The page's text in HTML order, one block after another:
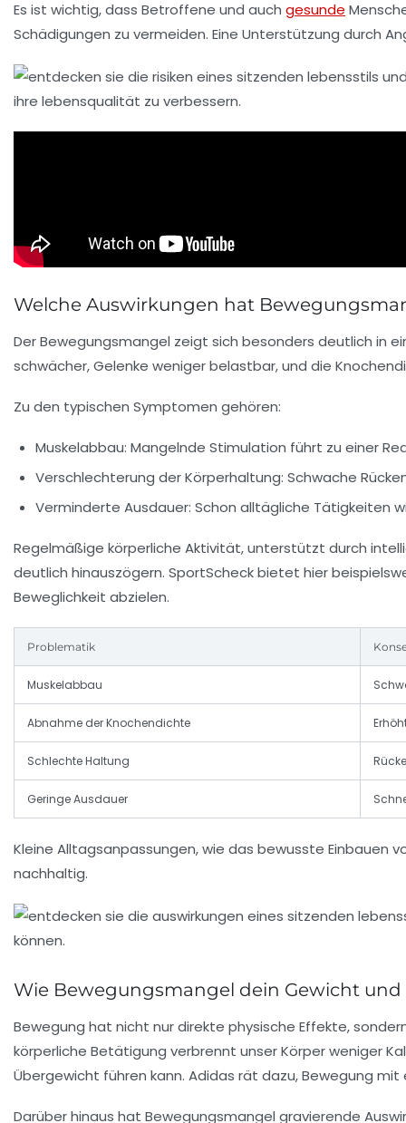
Es ist wichtig, dass Betroffene und auch gesunde
Schädigungen zu vermeiden. Eine Unterstützung durch
Welche Auswirkungen hat
Der Bewegungsmangel zeigt sich besonders deutlich in
schwächer, Gelenke weniger belastbar, und die
Zu den typischen Symptomen gehören:
Muskelabbau: Mangelnde Stimulation führt zu einer
Verschlechterung der Körperhaltung: Schwache
Verminderte Ausdauer: Schon alltägliche Tätigkeiten
Regelmäßige körperliche Aktivität, unterstützt durch
deutlich hinauszögern. SportScheck bietet hier
Beweglichkeit abzielen.
Problematik
Muskelabbau
Abnahme der Knochendichte
Schlechte Haltung
Geringe Ausdauer
Kleine Alltagsanpassungen, wie das bewusste Einbauen
nachhaltig.
Wie Bewegungsmangel dein Gewicht
Bewegung hat nicht nur direkte physische Effekte,
körperliche Betätigung verbrennt unser Körper weniger
Übergewicht führen kann. Adidas rät dazu, Bewegung
Darüber hinaus hat Bewegungsmangel gravierende